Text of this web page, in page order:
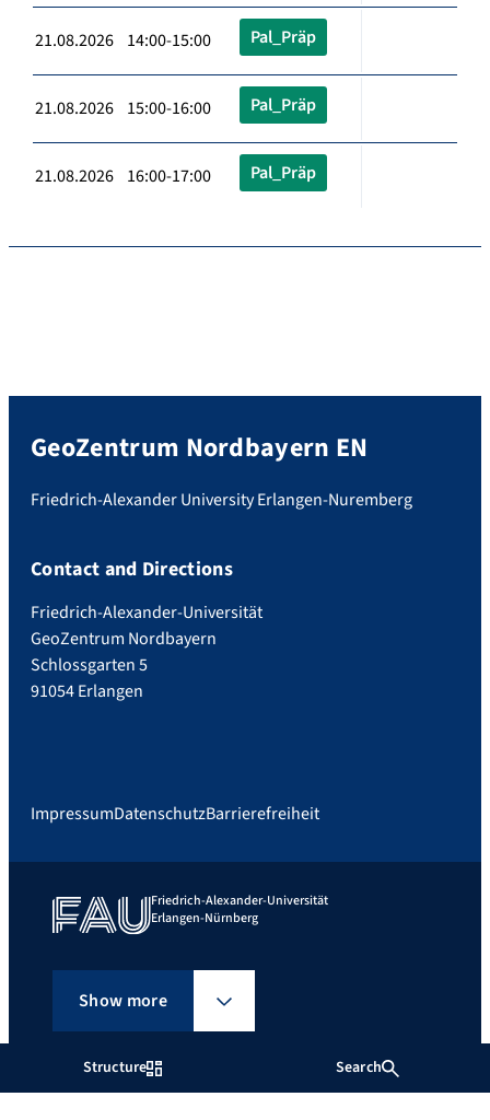
Structure Search
21.08.2026 14:00-15:00 Pal_Präp
21.08.2026 15:00-16:00 Pal_Präp
21.08.2026 16:00-17:00 Pal_Präp
GeoZentrum Nordbayern EN
Friedrich-Alexander University Erlangen-Nuremberg
Contact and Directions
Friedrich-Alexander-Universität
GeoZentrum Nordbayern
Schlossgarten 5
91054 Erlangen
ImpressumDatenschutzBarrierefreiheit
Friedrich-Alexander-Universität
Erlangen-Nürnberg
Show more